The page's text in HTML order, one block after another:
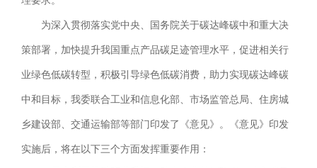
为深入贯彻落实党中央、国务院关于碳达峰碳中和重大决
策部署，加快提升我国重点产品碳足迹管理水平，促进相关行
业绿色低碳转型，积极引导绿色低碳消费，助力实现碳达峰碳
中和目标，我委联合工业和信息化部、市场监管总局、住房城
乡建设部、交通运输部等部门印发了《意见》。《意见》印发
实施后，将在以下三个方面发挥重要作用：